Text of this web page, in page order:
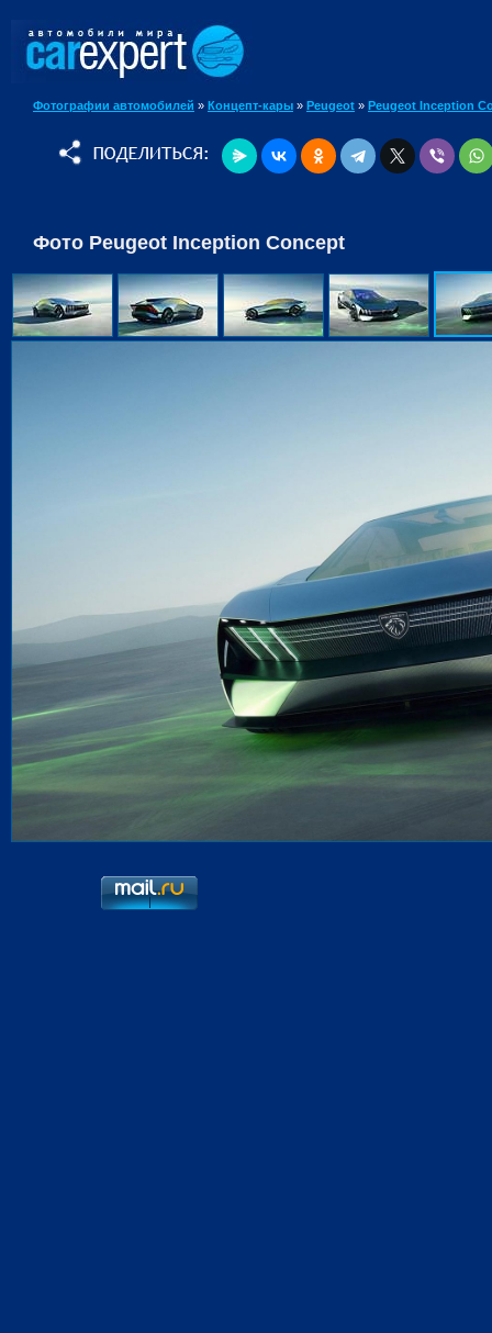
Фотографии автомобилей » Концепт-кары » Peugeot » Peugeot Inception
Фото Peugeot Inception Concept